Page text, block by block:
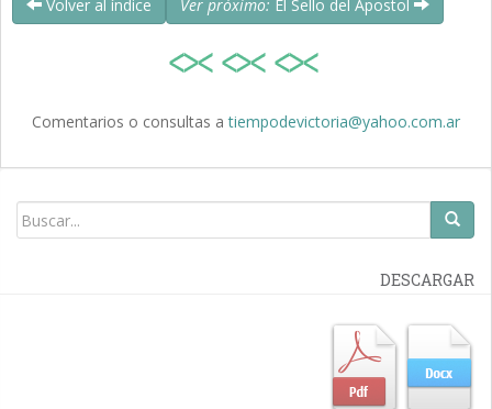
Volver al índice Ver próximo: El Sello del Apostol
Comentarios o consultas atiempodevictoria@yahoo.com.ar
DESCARGAR